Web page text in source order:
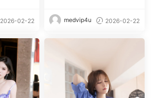
2026-02-22 medvip4u 2026-02-22